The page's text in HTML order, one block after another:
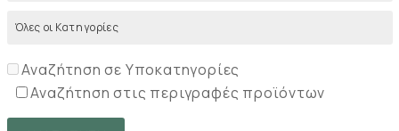
Αναζήτηση σε Υποκατηγορίες
Αναζήτηση στις περιγραφές προϊόντων